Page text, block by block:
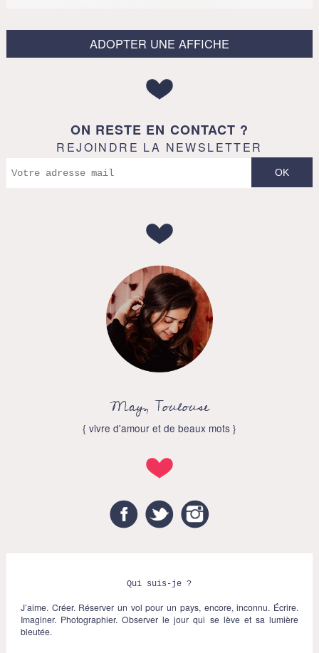
ADOPTER UNE AFFICHE
ON RESTE EN CONTACT ?
REJOINDRE LA NEWSLETTER
May, Toulouse
{ vivre d'amour et de beaux mots }
FacebookTwitter
Qui suis-je ?
J’aime. Créer. Réserver un vol pour un pays, encore, inconnu. Écrire.
Imaginer. Photographier. Observer le jour qui se lève et sa lumière
bleutée.